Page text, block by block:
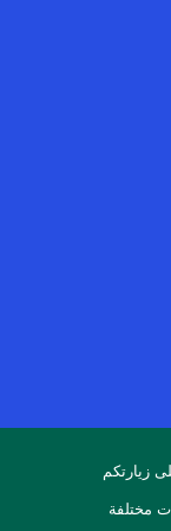
زيارتكم
مختلفة